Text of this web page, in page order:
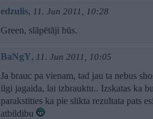
edzulis, 11. Jun 2011, 10:28
Green, slāpētāji būs.
BaNgY, 11. Jun 2011, 10:05
Ja brauc pa vienam, tad jau ta nebus
ilgi jagaida, lai izbrauktu.. Izskatas ka
parakstities ka pie slikta rezultata pats
atbildibu